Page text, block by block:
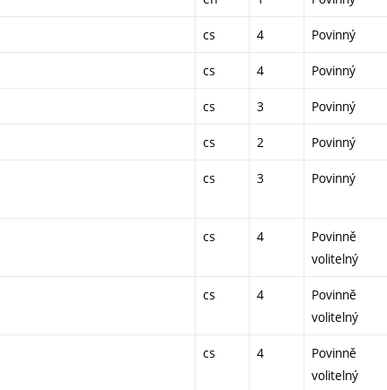
cs 4 Povinný
cs 4 Povinný
cs 3 Povinný
cs 2 Povinný
cs 3 Povinný
cs 4
Povinně
volitelný
cs 4
Povinně
volitelný
cs 4
Povinně
volitelný